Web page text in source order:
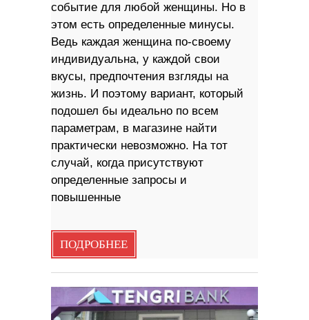
событие для любой женщины. Но в
этом есть определенные минусы.
Ведь каждая женщина по-своему
индивидуальна, у каждой свои
вкусы, предпочтения взгляды на
жизнь. И поэтому вариант, который
подошел бы идеально по всем
параметрам, в магазине найти
практически невозможно. На тот
случай, когда присутствуют
определенные запросы и
повышенные
ПОДРОБНЕЕ